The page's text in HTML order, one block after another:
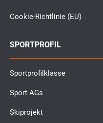
Cookie-Richtlinie (EU)
SPORTPROFIL
Sportprofilklasse
Sport-AGs
Skiprojekt